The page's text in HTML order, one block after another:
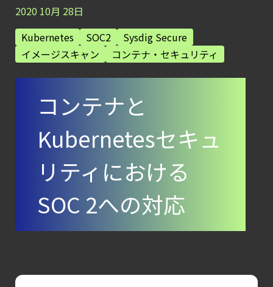
【ブログ】
コンテナセキュリティとは？
クラウドネイティブ時代に必要な対策の全体像
ブログを更新しました
サーバ・
第4回： Sysdig・
Illumio連携における自動隔離検証
―
2020 10月 28日
Kubernetes
SOC2
Sysdig Secure
イメージスキャン
コンテナ・セキュリティ
コンテナと
Kubernetesセキュ
リティにおける
SOC 2への対応